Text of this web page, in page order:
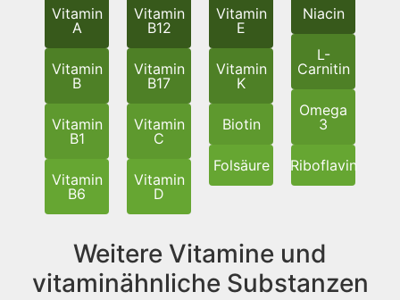
Vitamin
A
Vitamin
B
Vitamin
B1
Vitamin
B6
Vitamin
B12
Vitamin
B17
Vitamin
C
Vitamin
D
Vitamin
E
Vitamin
K
Biotin
Folsäure
Niacin
L-
Carnitin
Omega
3
Riboflavin
Weitere Vitamine und
vitaminähnliche Substanzen